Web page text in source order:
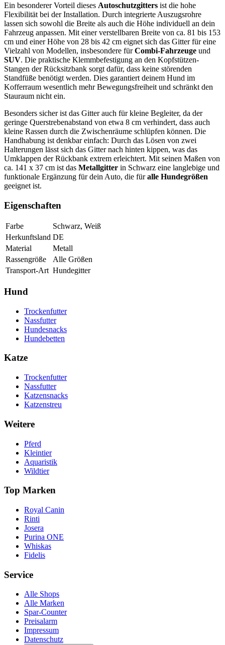
Ein besonderer Vorteil dieses Autoschutzgitters ist die hohe
Flexibilität bei der Installation. Durch integrierte Auszugsrohre
lassen sich sowohl die Breite als auch die Höhe individuell an dein
Fahrzeug anpassen. Mit einer verstellbaren Breite von ca. 81 bis 153
cm und einer Höhe von 28 bis 42 cm eignet sich das Gitter für eine
Vielzahl von Modellen, insbesondere fürCombi-Fahrzeuge und
SUV. Die praktische Klemmbefestigung an den Kopfstützen-
Stangen der Rücksitzbank sorgt dafür, dass keine störenden
Standfüße benötigt werden. Dies garantiert deinem Hund im
Kofferraum wesentlich mehr Bewegungsfreiheit und schränkt den
Stauraum nicht ein.
Besonders sicher ist das Gitter auch für kleine Begleiter, da der
geringe Querstrebenabstand von etwa 8 cm verhindert, dass auch
kleine Rassen durch die Zwischenräume schlüpfen können. Die
Handhabung ist denkbar einfach: Durch das Lösen von zwei
Halterungen lässt sich das Gitter nach hinten kippen, was das
Umklappen der Rückbank extrem erleichtert. Mit seinen Maßen von
ca. 141 x 37 cm ist das Metallgitter in Schwarz eine langlebige und
funktionale Ergänzung für dein Auto, die füralle Hundegrößen
geeignet ist.
Eigenschaften
Farbe
Schwarz, Weiß
Herkunftsland DE
Material
Metall
Rassengröße
Alle Größen
Transport-Art Hundegitter
Hund
Trockenfutter
Nassfutter
Hundesnacks
Hundebetten
Katze
Trockenfutter
Nassfutter
Katzensnacks
Katzenstreu
Weitere
Pferd
Kleintier
Aquaristik
Wildtier
Top Marken
Royal Canin
Rinti
Josera
Purina ONE
Whiskas
Fidelis
Service
Alle Shops
Alle Marken
Spar-Counter
Preisalarm
Impressum
Datenschutz